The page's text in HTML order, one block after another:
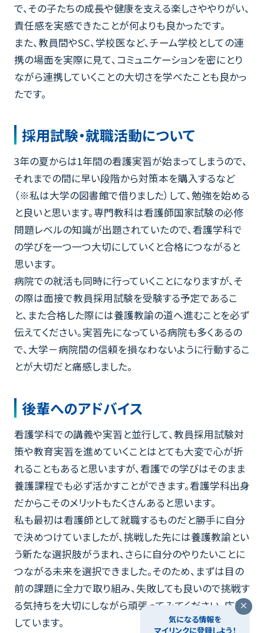
で、その子たちの成長や健康を支える楽しさややりがい、
責任感を実感できたことが何よりも良かったです。
また、教員間やSC、学校医など、チーム学校としての連
携の場面を実際に見て、コミュニケーションを密にとり
ながら連携していくことの大切さを学べたことも良かっ
たです。
採用試験・就職活動について
3年の夏からは1年間の看護実習が始まってしまうので、
それまでの間に早い段階から対策本を購入するなど
（※私は大学の図書館で借りました）して、勉強を始める
と良いと思います。専門教科は看護師国家試験の必修
問題レベルの知識が出題されていたので、看護学科で
の学びを一つ一つ大切にしていくと合格につながると
思います。
病院での就活も同時に行っていくことになりますが、そ
の際は面接で教員採用試験を受験する予定であるこ
と、また合格した際には養護教諭の道へ進むことを必ず
伝えてください。実習先になっている病院も多くあるの
で、大学－病院間の信頼を損なわないように行動するこ
とが大切だと痛感しました。
後輩へのアドバイス
看護学科での講義や実習と並行して、教員採用試験対
策や教育実習を進めていくことはとても大変で心が折
れることもあると思いますが、看護での学びはそのまま
養護課程でも必ず活かすことができます。看護学科出身
だからこそのメリットもたくさんあると思います。
私も最初は看護師として就職するものだと勝手に自分
で決めつけていましたが、挑戦した先には養護教諭とい
う新たな選択肢がうまれ、さらに自分のやりたいことに
つながる未来を選択できました。そのため、まずは目の
前の課題に全力で取り組み、失敗しても良いので挑戦す
る気持ちを大切にしながら頑張ってみてください。応援
しています。
気になる情報を
マイリンクに登録しよう！